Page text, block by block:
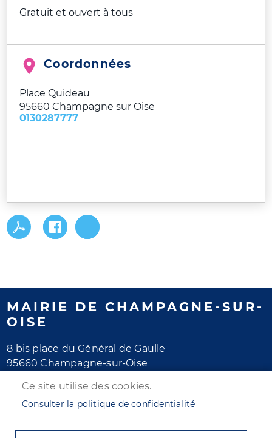
Gratuit et ouvert à tous
Coordonnées
Place Quideau
95660 Champagne sur Oise
0130287777
MAIRIE DE CHAMPAGNE-SUR-
OISE
8 bis place du Général de Gaulle
95660 Champagne-sur-Oise
Horaires d'ouverture
Vendredi : de 8h30 à 12h et de 13h30 à 16h30
Ce site utilise des cookies.
Consulter la politique de confidentialité